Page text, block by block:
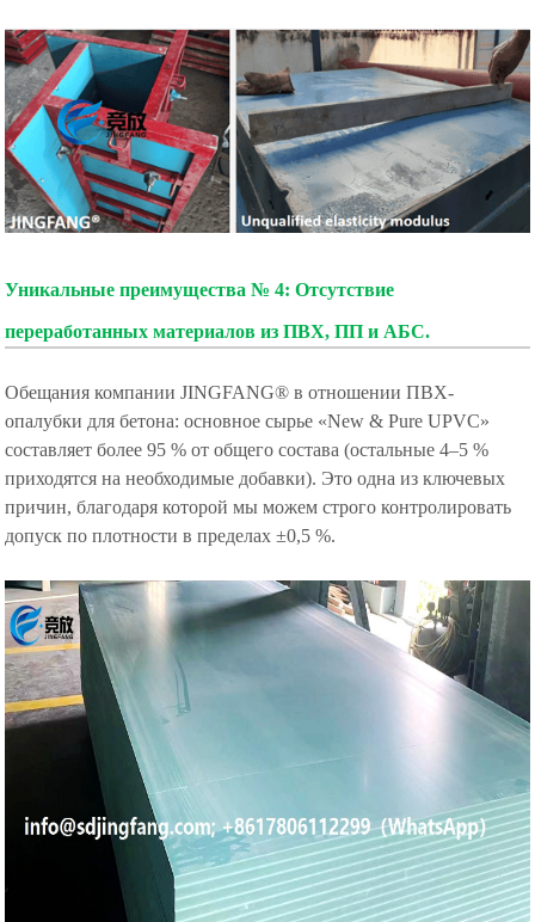
Уникальные преимущества № 4: Отсутствие
переработанных материалов из ПВХ, ПП и АБС.
Обещания компании JINGFANG® в отношении ПВХ-
опалубки для бетона: основное сырье «New & Pure UPVC»
составляет более 95 % от общего состава (остальные 4–5 %
приходятся на необходимые добавки). Это одна из ключевых
причин, благодаря которой мы можем строго контролировать
допуск по плотности в пределах ±0,5 %.